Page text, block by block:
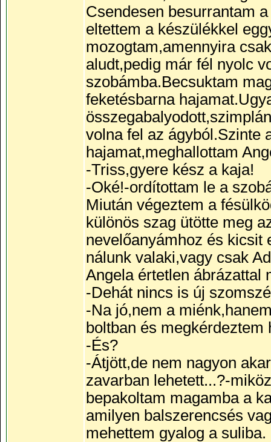
Csendesen besurrantam
eltettem a készülékkel
mozogtam,amennyira
aludt,pedig már fél nyolc
szobámba.Becsuktam
feketésbarna
volna fel az ágyból.Szinte
hajamat,meghallottam
-Triss,gyere kész a kaja!
-Oké!-ordítottam le a
Miután végeztem a
különös szag ütötte meg
nevelőanyámhoz és kicsit
nálunk valaki,vagy csak
Angela értetlen ábrázattal
-Dehát nincs is új
-Na jó,nem a
boltban és megkérdeztem
-És?
-Átjött,de nem nagyon
zavarban lehetett...?-
bepakoltam magamba a
amilyen balszerencsés
mehettem gyalog a suliba.